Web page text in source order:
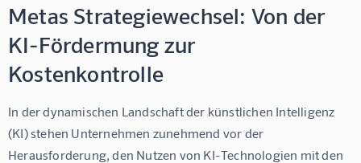
Metas Strategiewechsel: Von der
KI-Fördermung zur
Kostenkontrolle
In der dynamischen Landschaft der künstlichen Intelligenz
(KI) stehen Unternehmen zunehmend vor der
Herausforderung, den Nutzen von KI-Technologien mit den